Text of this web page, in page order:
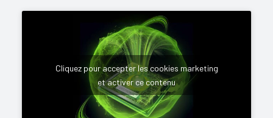
Cliquez pour accepter les cookies marketing
et activer ce contenu